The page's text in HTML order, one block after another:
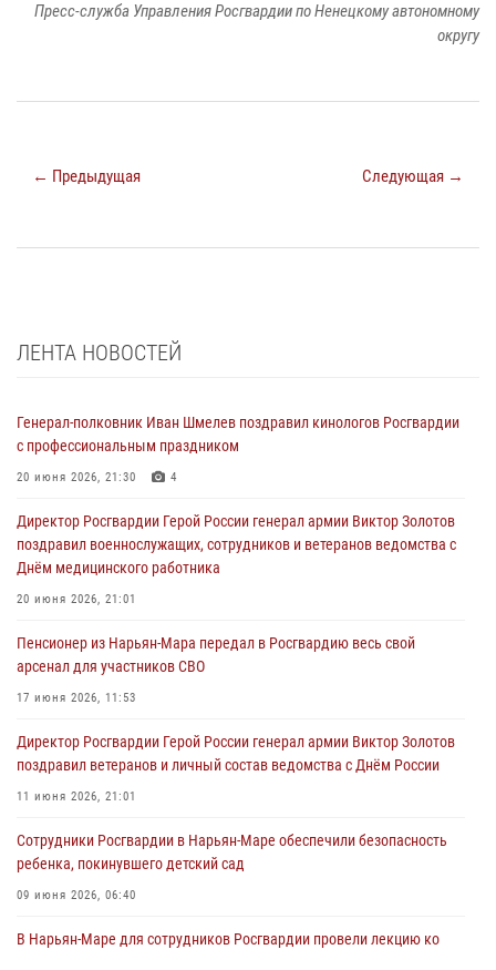
Пресс-служба Управления Росгвардии по Ненецкому автономному
округу
← Предыдущая Следующая →
ЛЕНТА НОВОСТЕЙ
Генерал-полковник Иван Шмелев поздравил кинологов Росгвардии
с профессиональным праздником
20 июня 2026, 21:30 4
Директор Росгвардии Герой России генерал армии Виктор Золотов
поздравил военнослужащих, сотрудников и ветеранов ведомства с
Днём медицинского работника
20 июня 2026, 21:01
Пенсионер из Нарьян-Мара передал в Росгвардию весь свой
арсенал для участников СВО
17 июня 2026, 11:53
Директор Росгвардии Герой России генерал армии Виктор Золотов
поздравил ветеранов и личный состав ведомства с Днём России
11 июня 2026, 21:01
Сотрудники Росгвардии в Нарьян-Маре обеспечили безопасность
ребенка, покинувшего детский сад
09 июня 2026, 06:40
В Нарьян-Маре для сотрудников Росгвардии провели лекцию ко